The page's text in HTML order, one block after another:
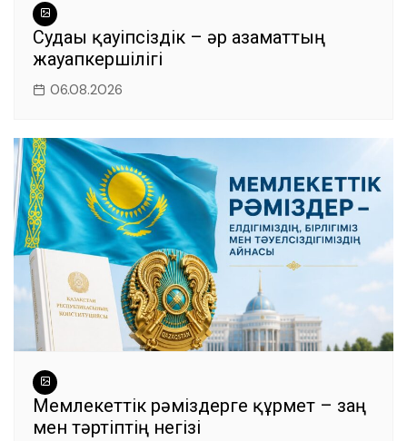
Судағы қауіпсіздік – әр азаматтың
жауапкершілігі
06.08.2026
Мемлекеттік рәміздерге құрмет – заң
мен тәртіптің негізі